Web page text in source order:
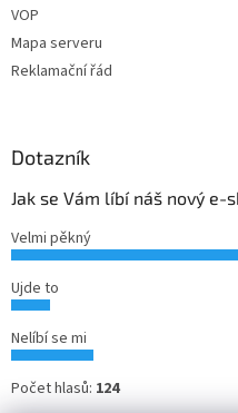
VOP
Mapa serveru
Reklamační řád
Dotazník
Jak se Vám líbí náš nový e-
Velmi pěkný
Ujde to
Nelíbí se mi
Počet hlasů: 124